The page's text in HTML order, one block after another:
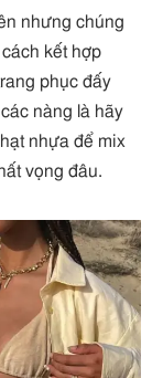
nhưng chúng
kết hợp
phục đấy
nàng là hãy
nhựa để mix
vọng đâu.